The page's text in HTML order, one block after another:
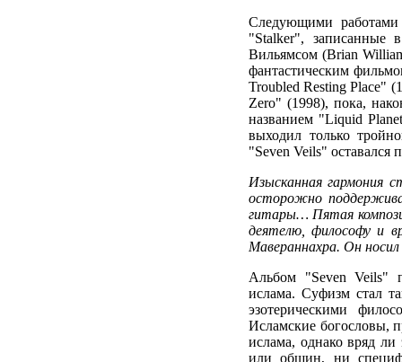
Следующими
"Stalker", записанные
Вильямсом (Brian
фантастическим
Troubled Resting Place"
Zero" (1998), пока,
названием "Liquid
выходил только
"Seven Veils" оставался
Изысканная гармония
осторожно
гитары… Пятая
деятелю, философу и
Мавераннахра. Он
Альбом "Seven Veils"
ислама. Суфизм стал
эзотерическими
Исламские богословы,
ислама, однако вряд ли
или общин, ни